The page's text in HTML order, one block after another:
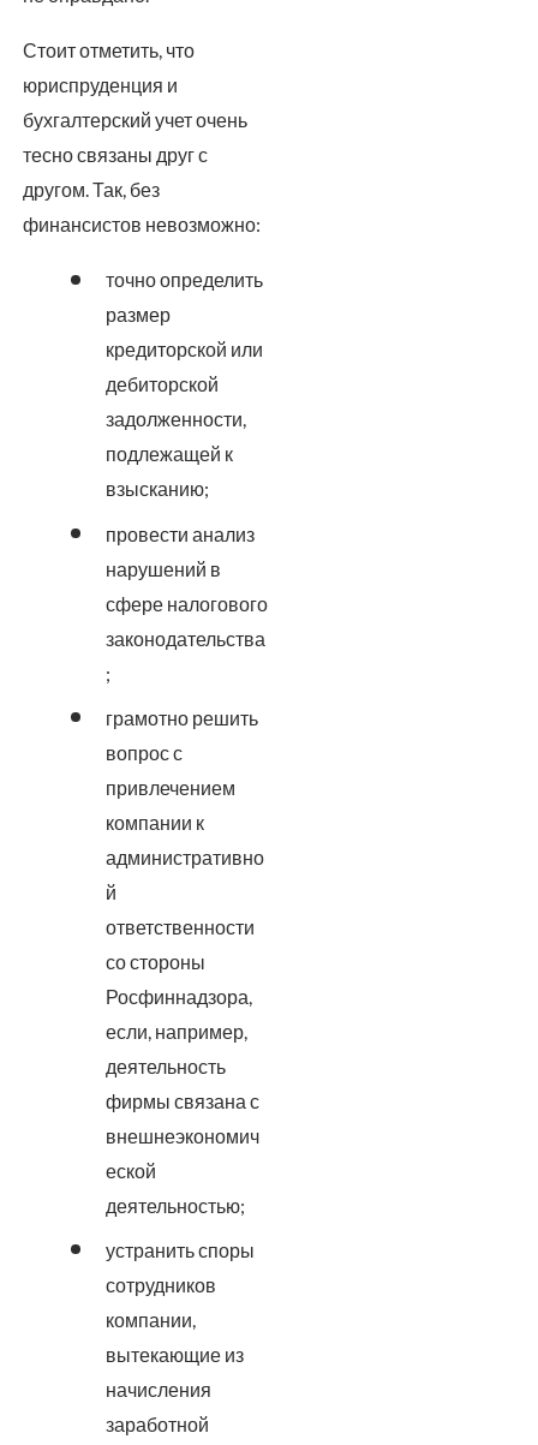
Стоит отметить, что
юриспруденция и
бухгалтерский учет очень
тесно связаны друг с
другом. Так, без
финансистов невозможно:
точно определить
размер
кредиторской или
дебиторской
задолженности,
подлежащей к
взысканию;
провести анализ
нарушений в
сфере налогового
законодательства
;
грамотно решить
вопрос с
привлечением
компании к
административно
й
ответственности
со стороны
Росфиннадзора,
если, например,
деятельность
фирмы связана с
внешнеэкономич
еской
деятельностью;
устранить споры
сотрудников
компании,
вытекающие из
начисления
заработной